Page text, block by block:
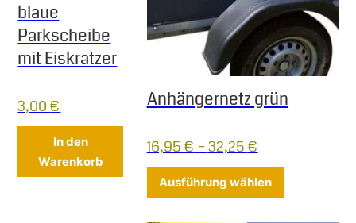
blaue
Parkscheibe
mit Eiskratzer
3,00€
In den
Warenkorb
Anhängernetz grün
16,95€ –32,25€
Ausführung wählen